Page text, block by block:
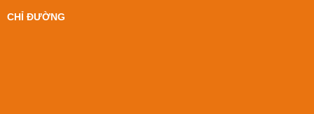
CHỈ ĐƯỜNG